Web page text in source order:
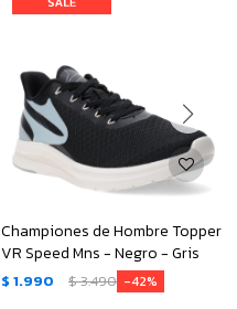
Championes de Hombre Topper
VR Speed Mns - Negro - Gris
$ 1.990 $3.490 42